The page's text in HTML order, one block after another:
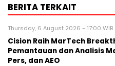
BERITA TERKAIT
Thursday, 6 August 2026 - 17:00 WIB
Cision Raih MarTech
Pemantauan dan Analisis
Pers, dan AEO